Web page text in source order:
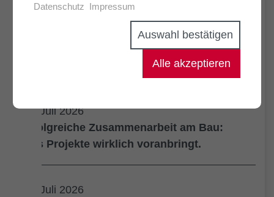
Kornquartier: Gemeinsam für neue
21. Juli 2026
Erfolgreiche Zusammenarbeit am Bau:
Was Projekte wirklich voranbringt.
14. Juli 2026
Auswahl bestätigen
Alle akzeptieren
Datenschutz Impressum